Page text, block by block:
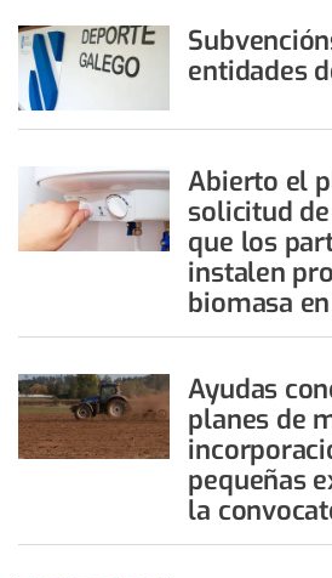
entidades
Abierto el
solicitud
que los
instalen
biomasa
Ayudas
planes de
pequeñas
la